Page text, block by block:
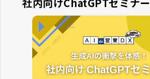
社内向けChatGPTセミナー